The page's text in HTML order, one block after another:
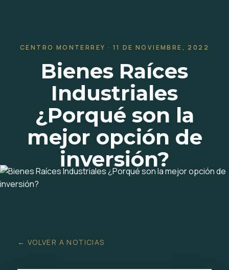
CENTRO MONTERREY · 11 DE NOVIEMBRE, 2022
Bienes Raíces
Industriales
¿Porqué son la
mejor opción de
inversión?
← VOLVER A NOTICIAS